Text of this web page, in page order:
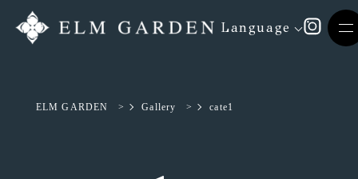
Language
ELM GARDEN > Gallery > cate1